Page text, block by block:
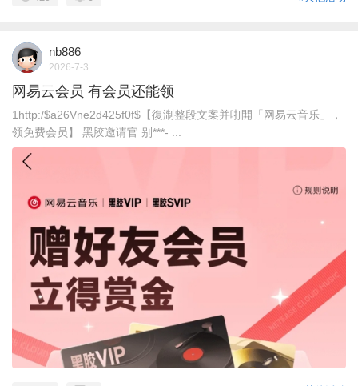
nb886
2026-7-3
网易云会员 有会员还能领
1http:/$a26Vne2d425f0f$【復淛整段文案并咑閞「网易云音乐」，
领免费会员】 黑胶邀请官 别***- ...